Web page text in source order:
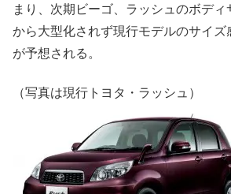
まり、次期ビーゴ、ラッシュのボデ
から大型化されず現行モデルのサイズ
が予想される。
（写真は現行トヨタ・ラッシュ）